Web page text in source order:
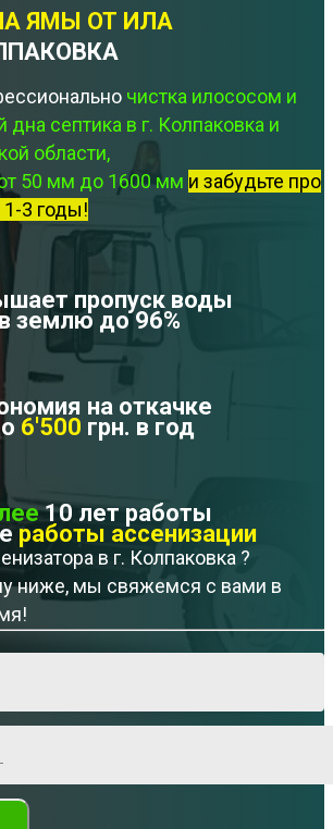
ЯМЫ ОТ ИЛА
чистка илососом и
септика в г. Колпаковка и
области,
50 мм до 1600 мм и забудьте про
3 годы!
пропуск воды
в землю до 96%
на откачке
6'500 грн. в год
10 лет работы
работы ассенизации
в г. Колпаковка ?
ниже, мы свяжемся с вами в